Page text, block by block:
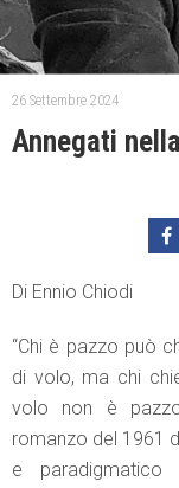
26 Settembre 2024
Annegati
Di Ennio Chiodi
“Chi è pazzo può
di volo, ma chi
volo non è
romanzo del 1961
e